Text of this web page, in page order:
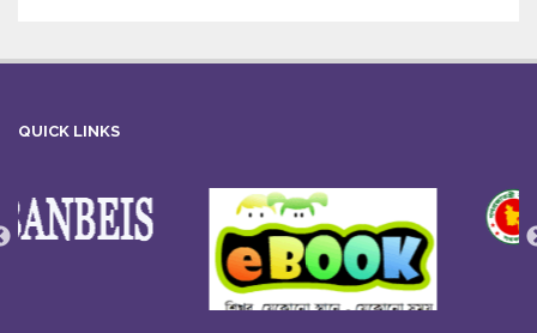
QUICK LINKS